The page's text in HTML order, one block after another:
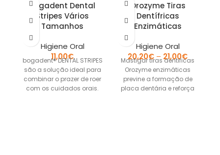
Bogadent Dental
Stripes Vários
Tamanhos
Higiene Oral
11,00€
bogadent® DENTAL STRIPES
são a solução ideal para
combinar o prazer de roer
com os cuidados orais.
Orozyme Tiras
Dentífricas
Enzimáticas
Higiene Oral
20,20€ – 21,00€
Mastigar tiras dentificas
Orozyme enzimáticas
previne a formação de
placa dentária e reforça